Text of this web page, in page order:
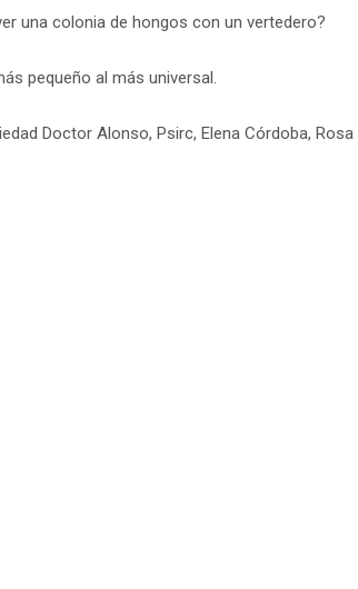
una colonia de hongos con un vertedero?
pequeño al más universal.
Doctor Alonso, Psirc, Elena Córdoba, Rosa